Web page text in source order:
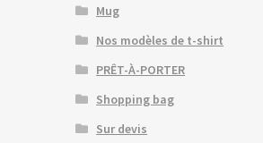
Mug
Nos modèles de t-shirt
PRÊT-À-PORTER
Shopping bag
Sur devis